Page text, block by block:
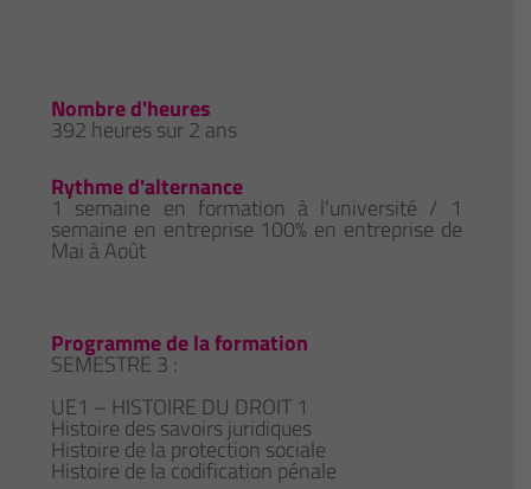
Nombre d'heures
392 heures sur 2 ans
Rythme d'alternance
1 semaine en formation à l'université / 1
semaine en entreprise 100% en entreprise de
Mai à Août
Programme de la formation
SEMESTRE 3 :
UE1 – HISTOIRE DU DROIT 1
Histoire des savoirs juridiques
Histoire de la protection sociale
Histoire de la codification pénale